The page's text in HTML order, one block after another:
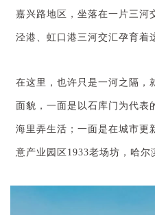
嘉兴路地区，坐落在一片三河
泾港、虹口港三河交汇孕育着
在这里，也许只是一河之隔，
面貌，一面是以石库门为代表
海里弄生活；一面是在城市更
意产业园区1933老场坊，哈尔